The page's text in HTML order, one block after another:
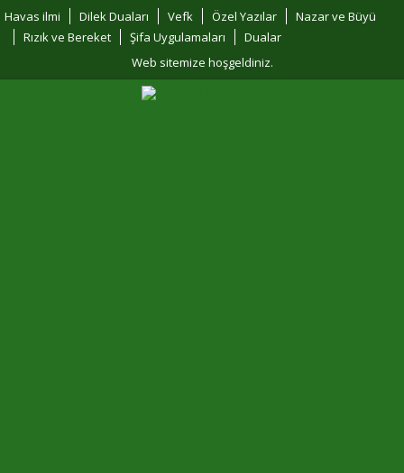
Havas ilmi Dilek Duaları Vefk Özel Yazılar
Nazar ve Büyü
Rızık ve Bereket
Şifa Uygulamaları
Dualar
Web sitemize hoşgeldiniz.